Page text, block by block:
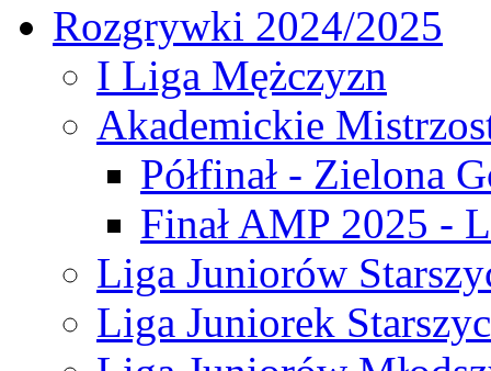
Rozgrywki 2024/2025
I Liga Mężczyzn
Akademickie
Półfinał - Zielona
Finał AMP 2025 -
Liga Juniorów
Liga Juniorek